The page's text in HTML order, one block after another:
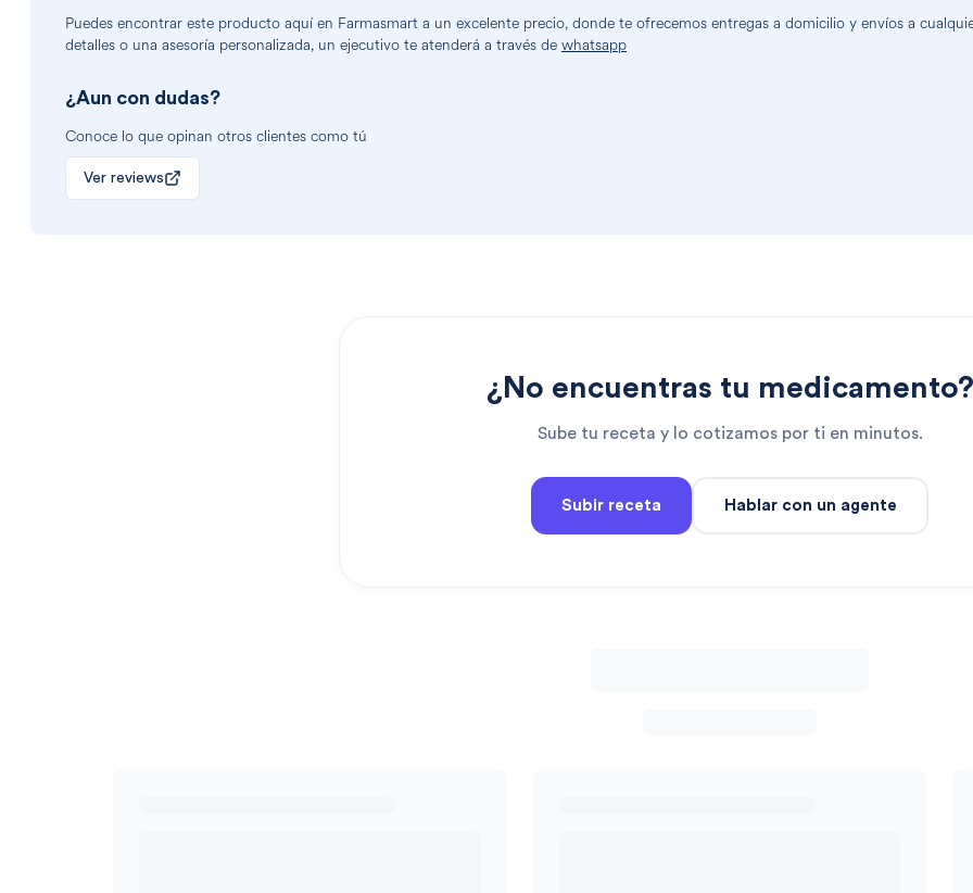
Puedes encontrar este producto aquí en Farmasmart a un excelente precio, donde te ofrecemos entregas a domicilio y envíos a
detalles o una asesoría personalizada, un ejecutivo te atenderá a través de whatsapp
¿Aun con dudas?
Conoce lo que opinan otros clientes como tú
Ver reviews
¿No encuentras tu medicamento?
Sube tu receta y lo cotizamos por ti en minutos.
Subir receta Hablar con un agente